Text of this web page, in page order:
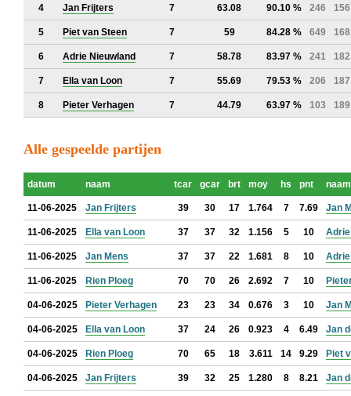
4 Jan Frijters 7 63.08 90.10 % 246 156
5 Piet van Steen 7 59 84.28 % 649 168
6 Adrie Nieuwland 7 58.78 83.97 % 241 182
7 Ella van Loon 7 55.69 79.53 % 206 187
8 Pieter Verhagen 7 44.79 63.97 % 103 189
Alle gespeelde partijen
datum naam tcar gcar brt moy hs pnt naam
11-06-2025 Jan Frijters 39 30 17 1.764 7 7.69 Jan
11-06-2025 Ella van Loon 37 37 32 1.156 5 10
11-06-2025 Jan Mens 37 37 22 1.681 8 10
11-06-2025 Rien Ploeg 70 70 26 2.692 7 10
04-06-2025 Pieter Verhagen 23 23 34 0.676 3 10 Jan
04-06-2025 Ella van Loon 37 24 26 0.923 4 6.49 Jan
04-06-2025 Rien Ploeg 70 65 18 3.611 14 9.29 Piet
04-06-2025 Jan Frijters 39 32 25 1.280 8 8.21 Jan